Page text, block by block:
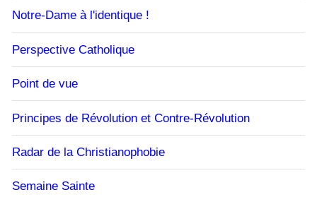
Notre-Dame à l'identique !
Perspective Catholique
Point de vue
Principes de Révolution et Contre-Révolution
Radar de la Christianophobie
Semaine Sainte